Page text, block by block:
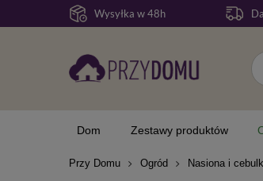
Wysyłka w 48h
Dom Zestawy produktów
Przy Domu Ogród Nasiona i